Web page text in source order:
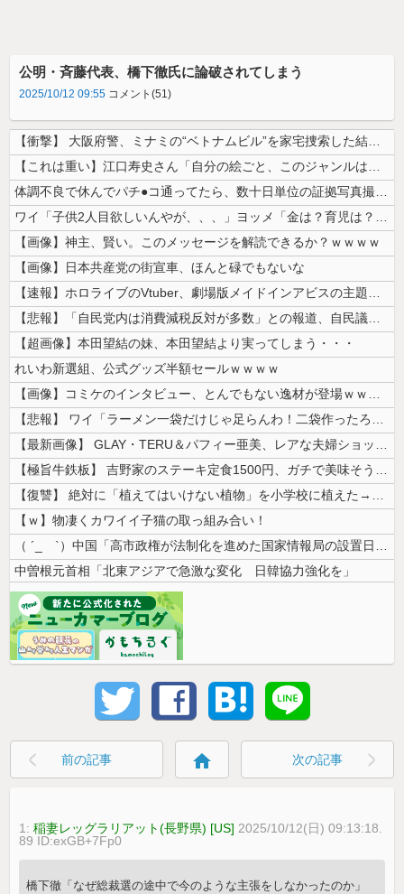
公明・斉藤代表、橋下徹氏に論破されてしまう
2025/10/12 09:55 コメント(51)
【衝撃】 大阪府警、ミナミの“ベトナムビル”を家宅捜索した結果・・・・...
【これは重い】江口寿史さん「自分の絵ごと、このジャンルはそろそろ終わり...
体調不良で休んでパチ●コ通ってたら、数十日単位の証拠写真撮られて会社ク...
ワイ「子供2人目欲しいんやが、、、」ヨッメ「金は？育児は？私の仕事は？...
【画像】神主、賢い。このメッセージを解読できるか？ｗｗｗｗ
【画像】日本共産党の街宣車、ほんと碌でもないな
【速報】ホロライブのVtuber、劇場版メイドインアビスの主題歌決定w...
【悲報】「自民党内は消費減税反対が多数」との報道、自民議員の内部証言と...
【超画像】本田望結の妹、本田望結より実ってしまう・・・
れいわ新選組、公式グッズ半額セールｗｗｗｗ
【画像】コミケのインタビュー、とんでもない逸材が登場ｗｗｗｗｗｗ 【P...
【悲報】 ワイ「ラーメン一袋だけじゃ足らんわ！二袋作ったろ！」→結果ｗ...
【最新画像】 GLAY・TERU＆パフィー亜美、レアな夫婦ショットを公...
【極旨牛鉄板】 吉野家のステーキ定食1500円、ガチで美味そうｗｗｗ
【復讐】 絶対に「植えてはいけない植物」を小学校に植えた→20年経って...
【ｗ】物凄くカワイイ子猫の取っ組み合い！
（ ´_ゝ`）中国「高市政権が法制化を進めた国家情報局の設置日が7月3...
中曽根元首相「北東アジアで急激な変化 日韓協力強化を」
前の記事 home 次の記事
1:稲妻レッグラリアット(長野県) [US] 2025/10/12(日) 09:13:18.
89 ID:exGB+7Fp0
橋下徹「なぜ総裁選の途中で今のような主張をしなかったのか」